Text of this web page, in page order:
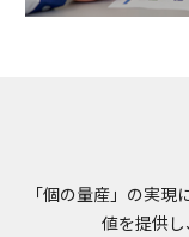
「個の量産」の実現
値を提供し